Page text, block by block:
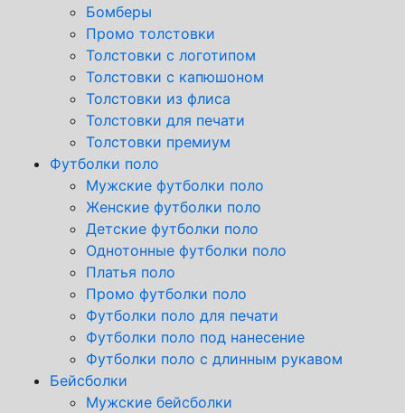
Бомберы
Промо толстовки
Толстовки с логотипом
Толстовки с капюшоном
Толстовки из флиса
Толстовки для печати
Толстовки премиум
Футболки поло
Мужские футболки поло
Женские футболки поло
Детские футболки поло
Однотонные футболки поло
Платья поло
Промо футболки поло
Футболки поло для печати
Футболки поло под нанесение
Футболки поло с длинным рукавом
Бейсболки
Мужские бейсболки